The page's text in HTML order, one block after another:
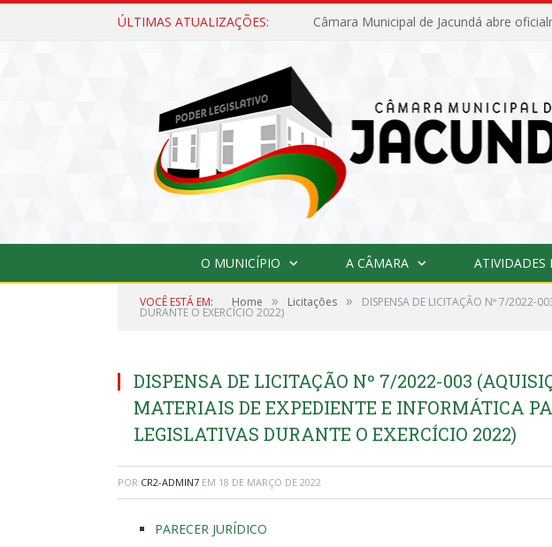
ÚLTIMAS ATUALIZAÇÕES:
O MUNICÍPIO A CÂMARA ATIVIDADES
VOCÊ ESTÁ EM: Home » Licitações » DISPENSA DE LICITAÇÃO Nº 7/2022-
DURANTE O EXERCÍCIO 2022)
DISPENSA DE LICITAÇÃO Nº 7/2022-003
MATERIAIS DE EXPEDIENTE E INFORMÁTICA
LEGISLATIVAS DURANTE O EXERCÍCIO 2022)
POR CR2-ADMIN7 EM 18 DE MARÇO DE 2022
PARECER JURÍDICO